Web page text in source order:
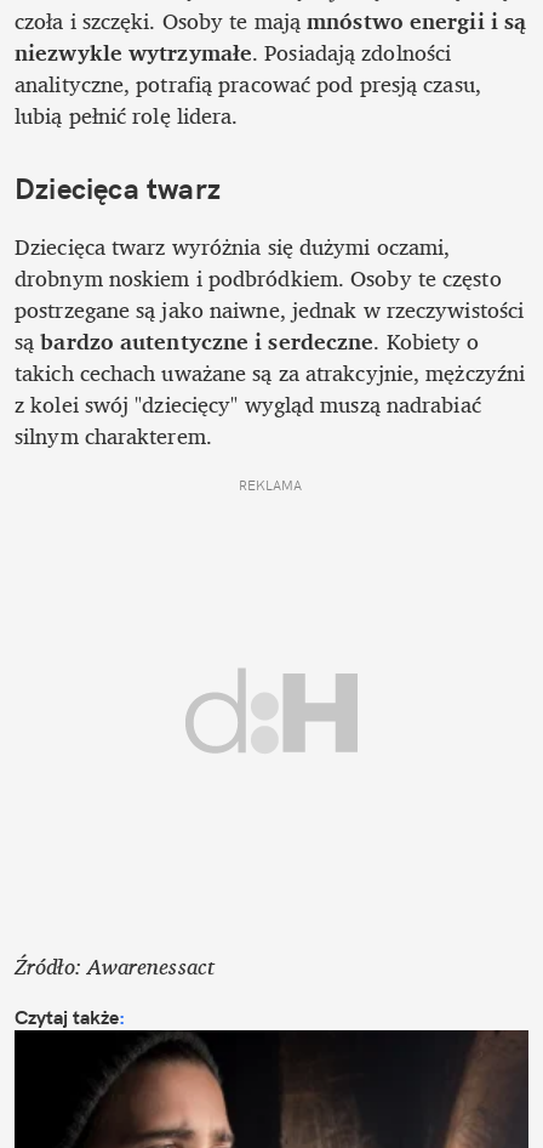
czoła i szczęki. Osoby te mają mnóstwo energii i są
niezwykle wytrzymałe. Posiadają zdolności
analityczne, potrafią pracować pod presją czasu,
lubią pełnić rolę lidera.
Dziecięca twarz
Dziecięca twarz wyróżnia się dużymi oczami,
drobnym noskiem i podbródkiem. Osoby te często
postrzegane są jako naiwne, jednak w rzeczywistości
są bardzo autentyczne i serdeczne. Kobiety o
takich cechach uważane są za atrakcyjnie, mężczyźni
z kolei swój "dziecięcy" wygląd muszą nadrabiać
silnym charakterem.
REKLAMA
Źródło: Awarenessact
Czytaj także: